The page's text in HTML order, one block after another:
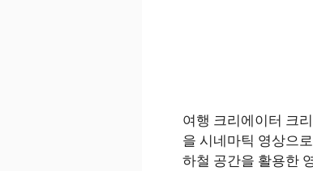
여행 크리에이터 크
을 시네마틱 영상으
하철 공간을 활용한